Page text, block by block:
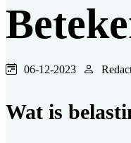
06-12-2023
Wat is